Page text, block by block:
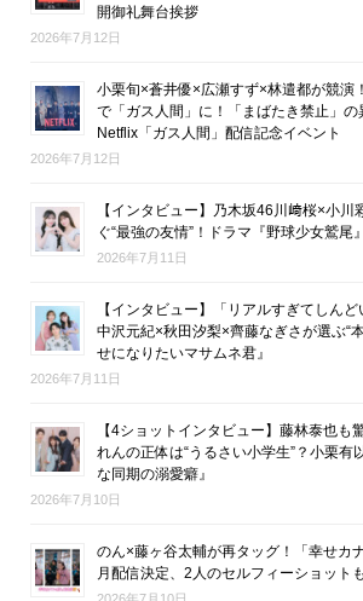
開御礼舞台挨拶
2026年7月12日
小栗旬×蒼井優×広瀬すず×林遣都が競演
で「ガス人間」に！「まばたき禁止」の
Netflix「ガス人間」配信記念イベント
2026年7月12日
【インタビュー】乃木坂46川﨑桜×小川
ぐ“最強の友情”！ドラマ『野球少女鷲尾』
2026年7月11日
【インタビュー】「リアルすぎてしんど
中沢元紀×秋田汐梨×齊藤なぎさが選ぶ“
せになりたいマサムネ君』
2026年7月11日
【4ショットインタビュー】藤林泰也も
れんの正体は“うるさい小学生”？小栗有
な同期の溺愛癖』
2026年7月10日
のん×藤ヶ谷太輔が再タッグ！「幸せカ
月配信決定、2人のセルフィーショット